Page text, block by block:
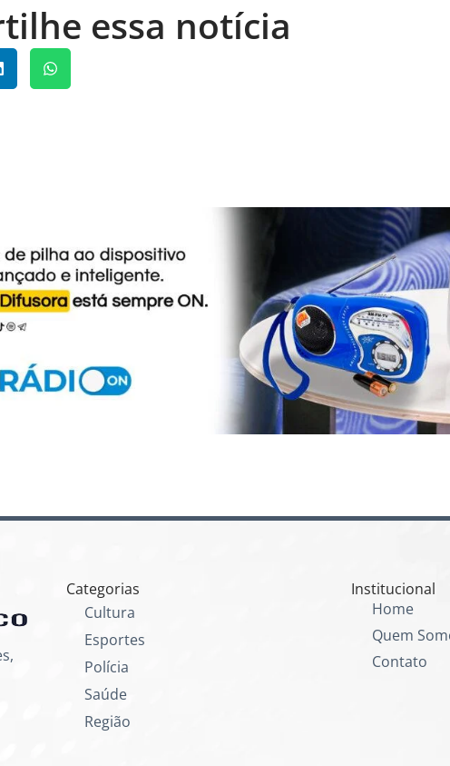
essa notícia
Categorias
Cultura
Esportes
Polícia
Saúde
Região
Institucional
Home
Quem
Contato